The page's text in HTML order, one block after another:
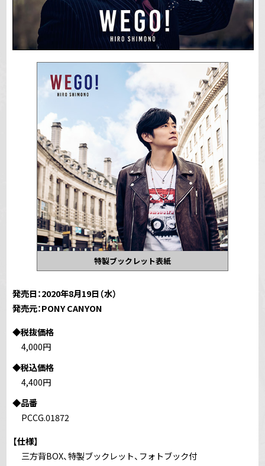
特製ブックレット表紙
発売日：2020年8月19日（水）
発売元：PONY CANYON
◆税抜価格
4,000円
◆税込価格
4,400円
◆品番
PCCG.01872
【仕様】
三方背BOX、特製ブックレット、フォトブック付